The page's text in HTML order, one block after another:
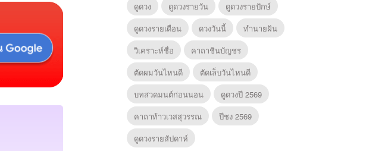
ดูดวง ดูดวงรายวัน
ดูดวงรายปักษ์
ดูดวงรายเดือน
ดวงวันนี้
ทํานายฝัน
วิเคราะห์ชื่อ
คาถาชินบัญชร
ตัดผมวันไหนดี
ตัดเล็บวันไหนดี
บทสวดมนต์ก่อนนอน
ดูดวงปี 2569
คาถาท้าวเวสสุวรรณ
ปีชง 2569
ดูดวงรายสัปดาห์